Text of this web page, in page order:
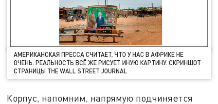
АМЕРИКАНСКАЯ ПРЕССА СЧИТАЕТ, ЧТО У НАС В АФРИКЕ НЕ
ОЧЕНЬ. РЕАЛЬНОСТЬ ВСЁ ЖЕ РИСУЕТ ИНУЮ КАРТИНУ. СКРИНШОТ
СТРАНИЦЫ THE WALL STREET JOURNAL
Корпус, напомним, напрямую подчиняется